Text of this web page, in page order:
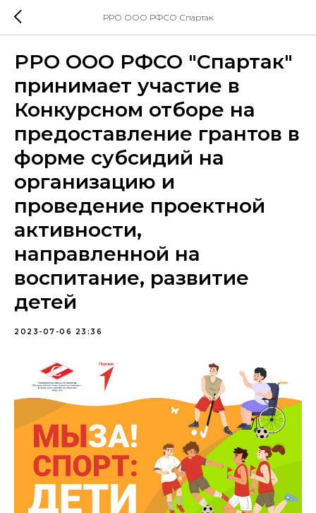
РРО ООО РФСО Спартак
РРО ООО РФСО "Спартак"
принимает участие в
Конкурсном отборе на
предоставление грантов в
форме субсидий на
организацию и
проведение проектной
активности,
направленной на
воспитание, развитие
детей
2023-07-06 23:36